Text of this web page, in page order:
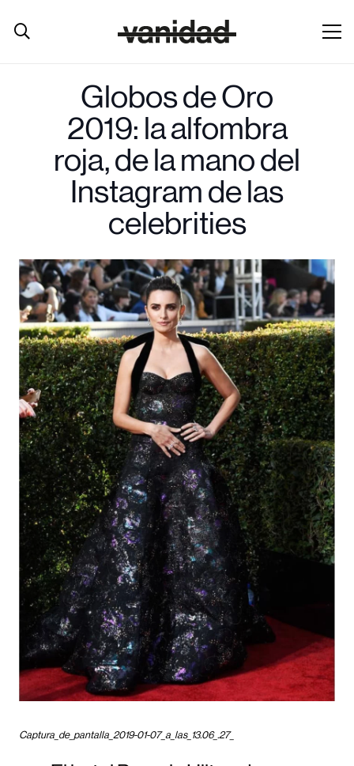
Globos de Oro
2019: la alfombra
roja, de la mano del
Instagram de las
celebrities
Captura_de_pantalla_2019-01-07_a_las_13.06_.27_